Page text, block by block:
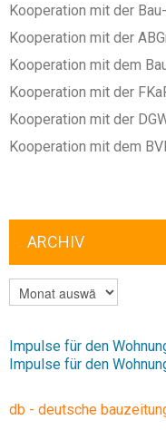
Kooperation mit der
Kooperation mit der
Kooperation mit dem
Kooperation mit der
Kooperation mit der
Kooperation mit dem
ARCHIV
ARCHIV
Impulse für den
Impulse für den
db - deutsche